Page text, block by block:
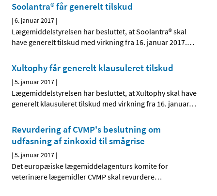
Soolantra® får generelt tilskud
|6. januar 2017 |
Lægemiddelstyrelsen har besluttet, at Soolantra® skal
have generelt tilskud med virkning fra 16. januar 2017.…
Xultophy får generelt klausuleret tilskud
|5. januar 2017 |
Lægemiddelstyrelsen har besluttet, at Xultophy skal have
generelt klausuleret tilskud med virkning fra 16. januar…
Revurdering af CVMP's beslutning om
udfasning af zinkoxid til smågrise
|5. januar 2017 |
Det europæiske lægemiddelagenturs komite for
veterinære lægemidler CVMP skal revurdere…